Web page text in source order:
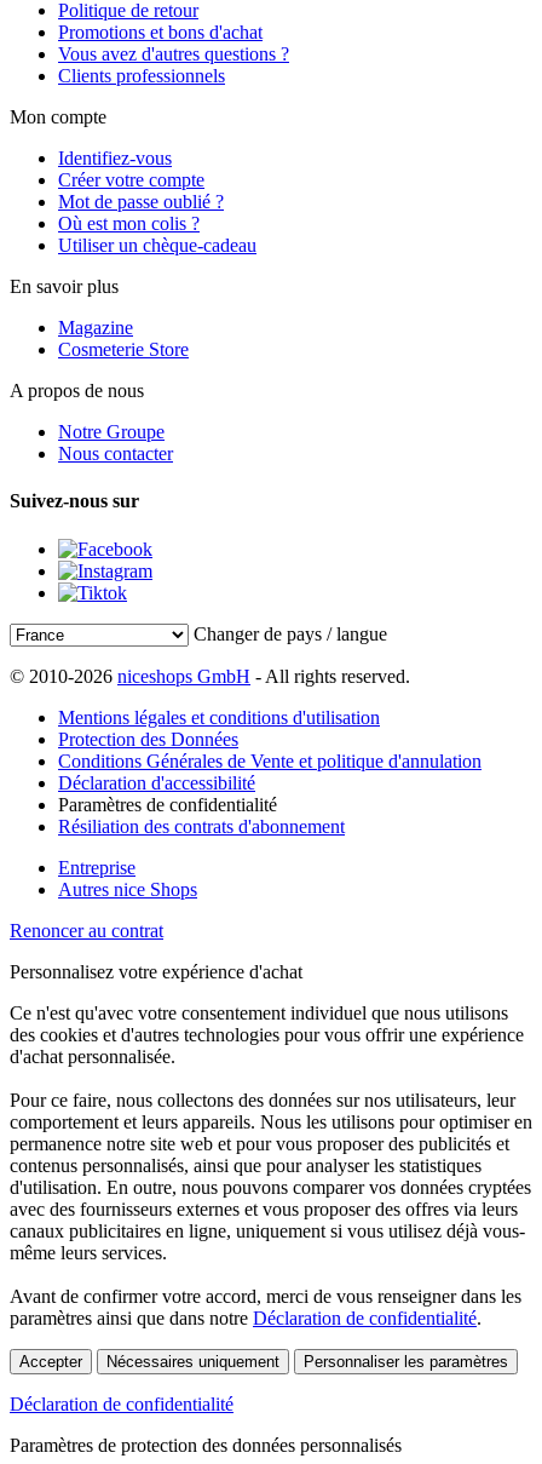
Politique de retour
Promotions et bons d'achat
Vous avez d'autres questions ?
Clients professionnels
Mon compte
Identifiez-vous
Créer votre compte
Mot de passe oublié ?
Où est mon colis ?
Utiliser un chèque-cadeau
En savoir plus
Magazine
Cosmeterie Store
A propos de nous
Notre Groupe
Nous contacter
Suivez-nous sur
Changer de pays / langue
© 2010-2026 niceshops GmbH - All rights reserved.
Mentions légales et conditions d'utilisation
Protection des Données
Conditions Générales de Vente et politique d'annulation
Déclaration d'accessibilité
Paramètres de confidentialité
Résiliation des contrats d'abonnement
Entreprise
Autres nice Shops
Renoncer au contrat
Personnalisez votre expérience d'achat
Ce n'est qu'avec votre consentement individuel que nous utilisons
des cookies et d'autres technologies pour vous offrir une expérience
d'achat personnalisée.
Pour ce faire, nous collectons des données sur nos utilisateurs, leur
comportement et leurs appareils. Nous les utilisons pour optimiser en
permanence notre site web et pour vous proposer des publicités et
contenus personnalisés, ainsi que pour analyser les statistiques
d'utilisation. En outre, nous pouvons comparer vos données cryptées
avec des fournisseurs externes et vous proposer des offres via leurs
canaux publicitaires en ligne, uniquement si vous utilisez déjà vous-
même leurs services.
Avant de confirmer votre accord, merci de vous renseigner dans les
paramètres ainsi que dans notre Déclaration de confidentialité.
Accepter Nécessaires uniquement Personnaliser les paramètres
Déclaration de confidentialité
Paramètres de protection des données personnalisés